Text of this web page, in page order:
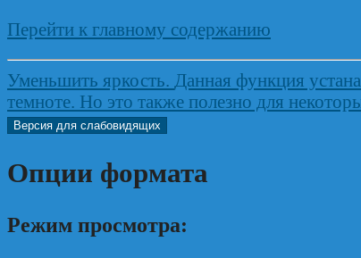
Перейти к главному содержанию
Уменьшить яркость. Данная функция
темноте. Но это также полезно для
Версия для слабовидящих
Опции формата
Режим просмотра: